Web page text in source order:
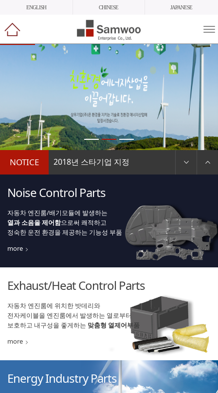
ENGLISH CHINESE JAPANESE
메
열
NOTICE 2018년 스타기업 지정
2017년도 종무식
삼우기업_한국석유공업, JV 설립 계..
삼우기업, DGB금융그룹과 ESG 교육·�..
SNS홍보콘텐츠 노출광고
김장나눔 한마당 행사 참여
Noise Control Parts
자동차 엔진룸/배기모듈에 발생하는
열과 소음을 제어함으로써 쾌적하고
정숙한 운전 환경을 제공하는 기능성 부품
more
Exhaust/Heat Control Parts
자동차 엔진룸에 위치한 밧데리와
전자케이블을 엔진룸에서 발생하는 열로부터
보호하고 내구성을 좋게하는 맞춤형 열제어부품
more
Energy Industry Parts